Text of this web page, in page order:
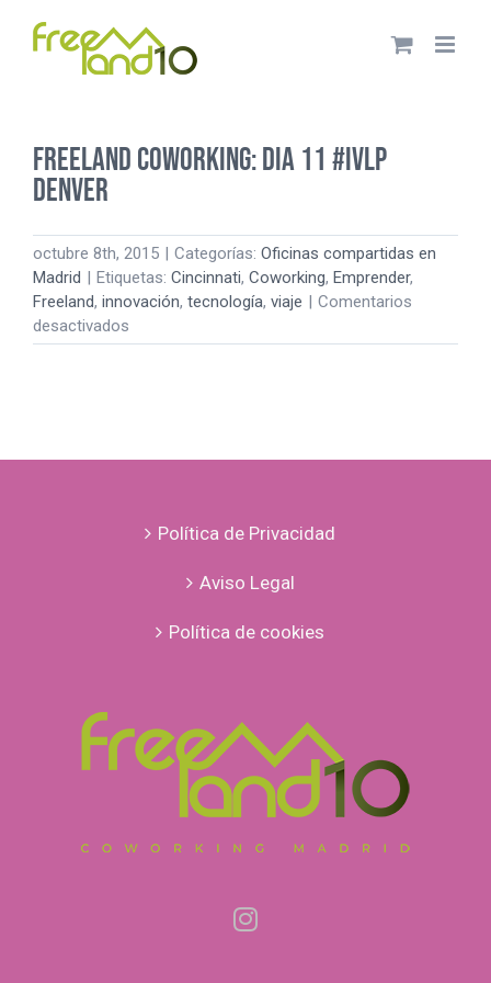
Freeland Coworking: Dia 11 #IVLP
Denver
octubre 8th, 2015 | Categorías: Oficinas compartidas en
Madrid | Etiquetas: Cincinnati, Coworking, Emprender,
Freeland, innovación, tecnología, viaje | Comentarios
desactivados
Freeland
Política de Privacidad
Aviso Legal
Política de cookies